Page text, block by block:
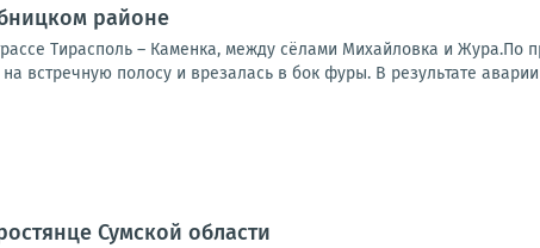
районе
Тирасполь – Каменка, между сёлами Михайловка и Жура.По
встречную полосу и врезалась в бок фуры. В результате
Сумской области